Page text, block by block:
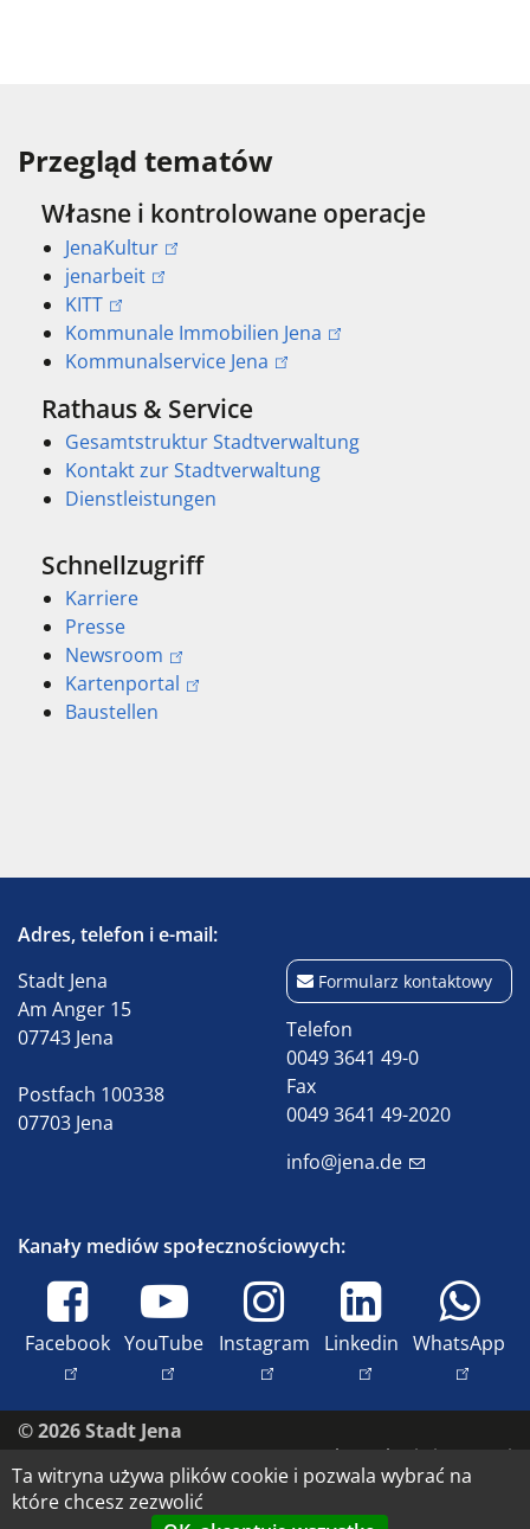
Przegląd tematów
Własne i kontrolowane operacje
JenaKultur
jenarbeit
KITT
Kommunale Immobilien Jena
Kommunalservice Jena
Rathaus & Service
Gesamtstruktur Stadtverwaltung
Kontakt zur Stadtverwaltung
Dienstleistungen
Schnellzugriff
Karriere
Presse
Newsroom
Kartenportal
Baustellen
Adres, telefon i e-mail:
Stadt Jena
Am Anger 15
07743 Jena
Postfach 100338
07703 Jena
Formularz kontaktowy
Telefon
0049 3641 49-0
Fax
0049 3641 49-2020
info@jena.de
Kanały mediów społecznościowych:
Facebook YouTube Instagram Linkedin WhatsApp
© 2026 Stadt Jena
Skontaktuj się z nami
Dostępność
Ochrona danych
Ta witryna używa plików cookie i pozwala wybrać na
które chcesz zezwolić